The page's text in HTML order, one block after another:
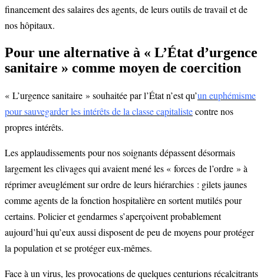
financement des salaires des agents, de leurs outils de travail et de
nos hôpitaux.
Pour une alternative à « L’État d’urgence
sanitaire » comme moyen de coercition
« L’urgence sanitaire » souhaitée par l’État n’est qu’un euphémisme
pour sauvegarder les intérêts de la classe capitalistecontre nos
propres intérêts.
Les applaudissements pour nos soignants dépassent désormais
largement les clivages qui avaient mené les « forces de l’ordre » à
réprimer aveuglément sur ordre de leurs hiérarchies : gilets jaunes
comme agents de la fonction hospitalière en sortent mutilés pour
certains. Policier et gendarmes s’aperçoivent probablement
aujourd’hui qu’eux aussi disposent de peu de moyens pour protéger
la population et se protéger eux-mêmes.
Face à un virus, les provocations de quelques centurions récalcitrants